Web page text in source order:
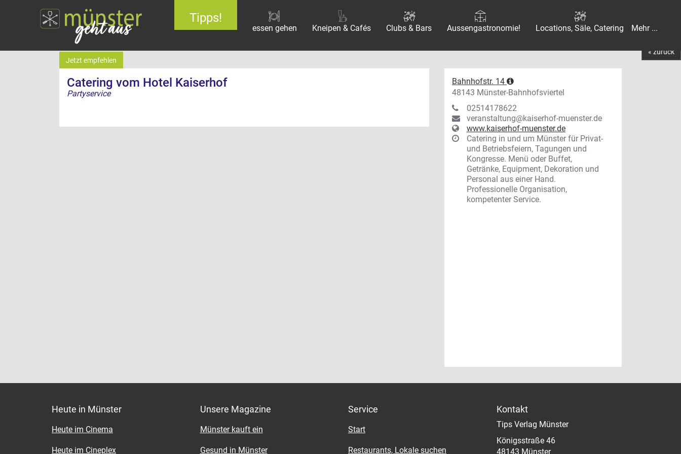
Tipps!
essen gehen Kneipen & Cafés Clubs & Bars Aussengastronomie! Locations, Säle, Catering Mehr ...
« zurück
Catering vom Hotel Kaiserhof
Partyservice
Jetzt empfehlen
Bahnhofstr. 14
48143 Münster-Bahnhofsviertel
02514178622
veranstaltung@kaiserhof-muenster.de
www.kaiserhof-muenster.de
Catering in und um Münster für Privat-
und Betriebsfeiern, Tagungen und
Kongresse. Menü oder Buffet,
Getränke, Equipment, Dekoration und
Personal aus einer Hand.
Professionelle Organisation,
kompetenter Service.
Heute in Münster
Heute im Cinema
Heute im Cineplex
Unsere Magazine
Münster kauft ein
Gesund in Münster
Service
Start
Restaurants, Lokale suchen
Kontakt
Tips Verlag Münster
Königsstraße 46
48143 Münster